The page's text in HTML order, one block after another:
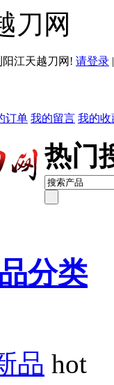
刀网
江天越刀网! 请登录 |
订单 我的留言 我的收
热门
分类
品 hot